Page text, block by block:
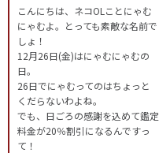
こんにちは、ネコOLことにゃむ
にゃむよ。とっても素敵な名前で
しょ！
12月26日(金)はにゃむにゃむの
日。
26日でにゃむってのはちょっと
くだらないわよね。
でも、日ごろの感謝を込めて鑑定
料金が20％割引になるんですっ
て！